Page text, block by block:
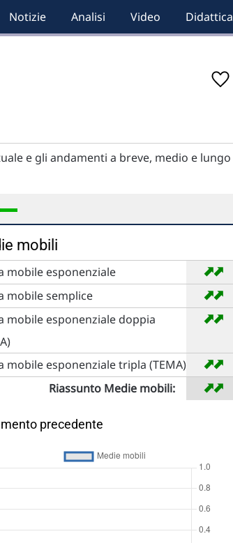
Notizie Analisi Video Didattica
e gli andamenti a breve, medio e lungo
mobili
mobile esponenziale ➡
➡
mobile semplice ➡
➡
mobile esponenziale doppia
➡
➡
mobile esponenziale tripla (TEMA) ➡
➡
Riassunto Medie mobili: ➡
➡
precedente